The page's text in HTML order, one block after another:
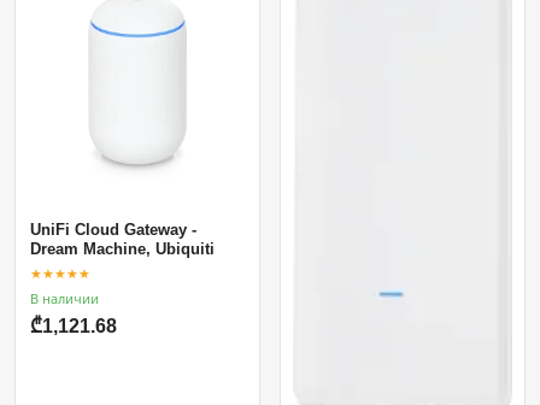
UniFi Cloud Gateway -
Dream Machine, Ubiquiti
★★★★★
В наличии
₾1,121.68